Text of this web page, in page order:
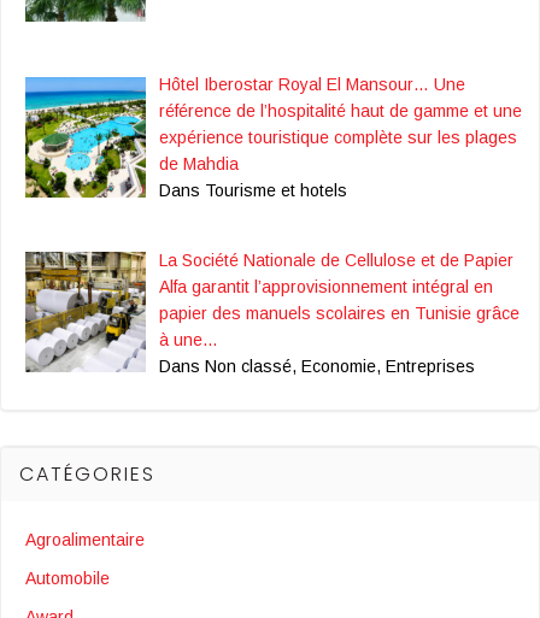
Hôtel Iberostar Royal El Mansour… Une
référence de l’hospitalité haut de gamme et une
expérience touristique complète sur les plages
de Mahdia
Dans Tourisme et hotels
La Société Nationale de Cellulose et de Papier
Alfa garantit l’approvisionnement intégral en
papier des manuels scolaires en Tunisie grâce
à une…
Dans Non classé, Economie, Entreprises
CATÉGORIES
Agroalimentaire
Automobile